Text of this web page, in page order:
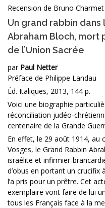
Recension de Bruno Charmet
Un grand rabbin
Abraham Bloch, mort
de l’Union Sacrée
par Paul Netter
Préface de Philippe Landau
Éd. Italiques, 2013, 144 p.
Voici une biographie
réconciliation judéo-
centenaire de la Grande
En effet, le 29 août 1914, au
Vosges, le Grand Rabbin
israélite et infirmier-
d’obus en portant un
l’a pris pour un prêtre. Cet
exemplaire vont faire de lui
tous les Français face à la